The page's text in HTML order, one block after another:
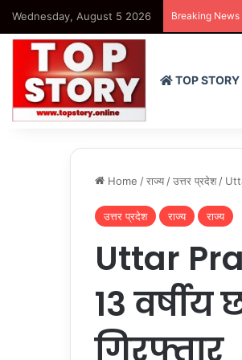
Wednesday, August 5 2026 Breaking News
TOP
Home /राज्य /उत्तर प्रदेश /
उत्तर प्रदेश राज्य राज्य
Uttar
13 वर्षीय
गिरफ्तार